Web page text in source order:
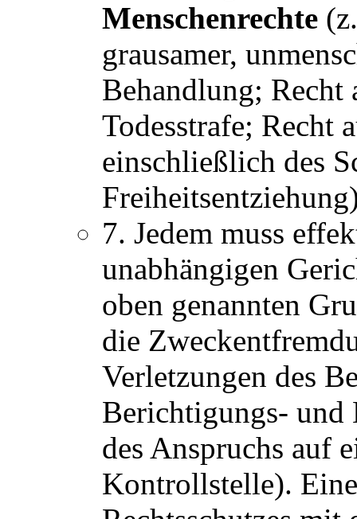
Menschenrechte
grausamer,
Behandlung; Recht
Todesstrafe; Recht
einschließlich des
7. Jedem muss
unabhängigen
oben genannten
die
Verletzungen des
Berichtigungs- und
des Anspruchs auf
Kontrollstelle).